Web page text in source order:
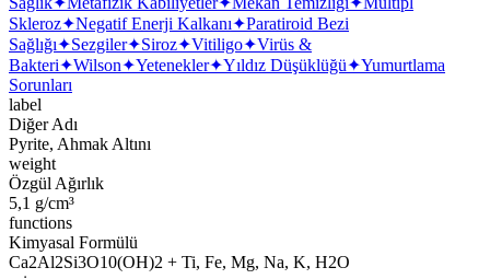
Skleroz✦Negatif Enerji Kalkanı✦Paratiroid Bezi
Sağlığı✦Sezgiler✦Siroz✦Vitiligo✦Virüs &
Bakteri✦Wilson✦Yetenekler✦Yıldız Düşüklüğü✦Yumurtlama
Sorunları
label
Diğer Adı
Pyrite, Ahmak Altını
weight
Özgül Ağırlık
5,1 g/cm³
functions
Kimyasal Formülü
Ca2Al2Si3O10(OH)2 + Ti, Fe, Mg, Na, K, H2O